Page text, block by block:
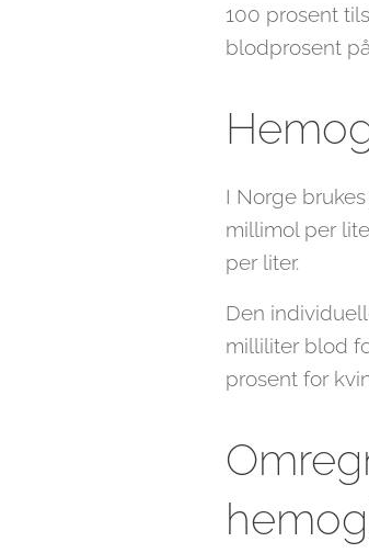
100 prosent
blodprosent
I Norge
millimol per
per liter.
Den
milliliter blod
prosent for